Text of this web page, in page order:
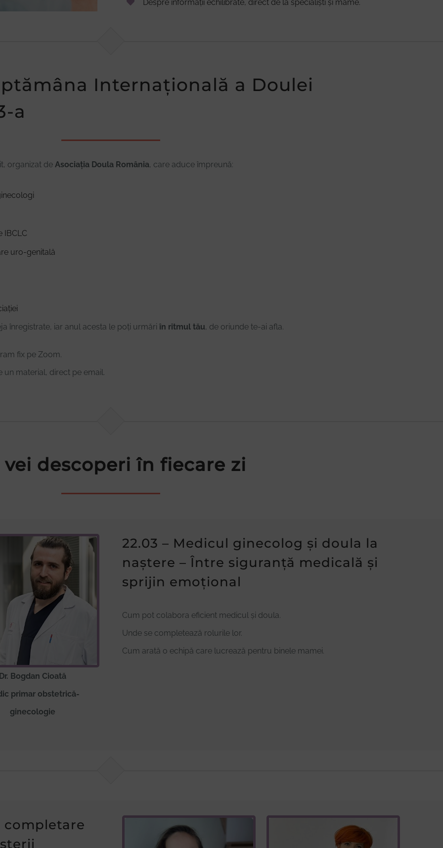
Despre informații echilibrate, direct de la specialiști și mame.
Internațională a Doulei
a
organizat de Asociația Doula România, care aduce împreună:
IBCLC
uro-genitală
înregistrate, iar anul acesta le poți urmări în ritmul tău, de oriunde te-ai afla.
fix pe Zoom.
un material, direct pe email.
vei descoperi în fiecare zi
Bogdan Cioată
primar obstetrică-
ginecologie
22.03 – Medicul ginecolog și doula la
naștere – Între siguranță medicală și
sprijin emoțional
Cum pot colabora eficient medicul și doula.
Unde se completează rolurile lor.
Cum arată o echipă care lucrează pentru binele mamei.
completare